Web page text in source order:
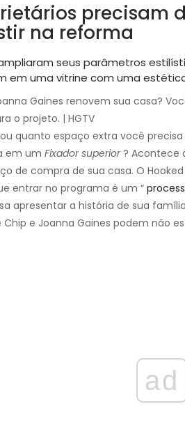
precisam
na reforma
Gaines renovem sua casa?
o projeto. | HGTV
quanto espaço extra você
em um Fixador superior? Acontece
de compra de sua casa. O
entrar no programa é um “
apresentar a história de sua
Chip e Joanna Gaines podem não
ad